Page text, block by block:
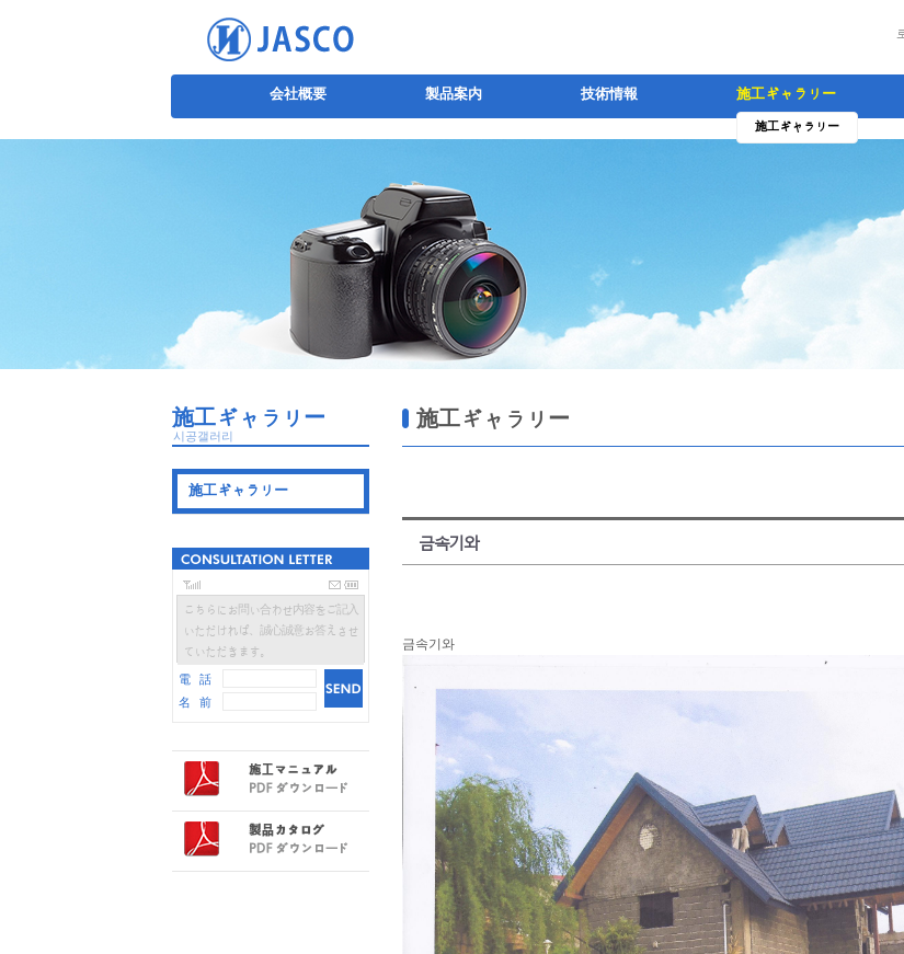
会社概要 製品案内 技術情報 施工ギャラリー
施工ギャラリー
施工ギャラリー
시공갤러리
施工ギャラリー
こちらにお問い合わせ内容をご記入
いただければ、誠心誠意お答えさせ
ていただきます。
電 話
名 前
施工ギャラリー
금속기와
금속기와